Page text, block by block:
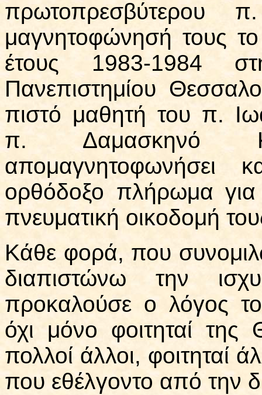
πρωτοπρεσβύτερου
μαγνητοφώνησή τους
έτους 1983-1984
Πανεπιστημίου
πιστό μαθητή του π.
π. Δαμασκηνό
απομαγνητοφωνήσει
ορθόδοξο πλήρωμα για
πνευματική οικοδομή
Κάθε φορά, που
διαπιστώνω την
προκαλούσε ο λόγος
όχι μόνο φοιτηταί της
πολλοί άλλοι, φοιτηταί
που εθέλγοντο από την